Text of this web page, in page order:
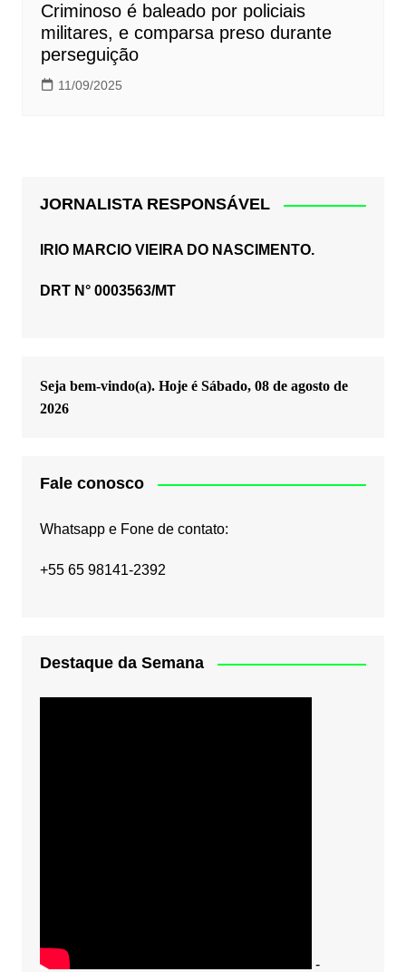
Criminoso é baleado por policiais
militares, e comparsa preso durante
perseguição
11/09/2025
JORNALISTA RESPONSÁVEL
IRIO MARCIO VIEIRA DO NASCIMENTO.
DRT N° 0003563/MT
Seja bem-vindo(a). Hoje é Sábado, 08 de agosto de
2026
Fale conosco
Whatsapp e Fone de contato:
+55 65 98141-2392
Destaque da Semana
-